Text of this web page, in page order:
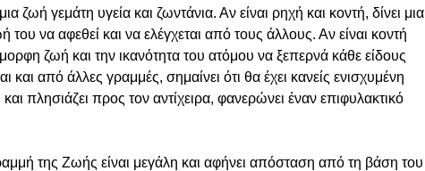
ζωή γεμάτη υγεία και ζωντάνια. Αν είναι ρηχή και κοντή, δίνει μια
του να αφεθεί και να ελέγχεται από τους άλλους. Αν είναι κοντή
ζωή και την ικανότητα του ατόμου να ξεπερνά κάθε είδους
από άλλες γραμμές, σημαίνει ότι θα έχει κανείς ενισχυμένη
πλησιάζει προς τον αντίχειρα, φανερώνει έναν επιφυλακτικό
της Ζωής είναι μεγάλη και αφήνει απόσταση από τη βάση του